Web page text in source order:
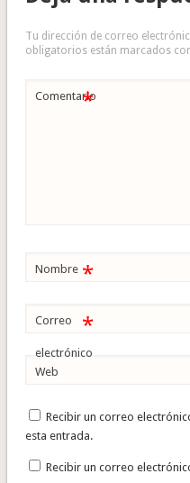
Tu dirección de correo
obligatorios están marcados
Comentario
*
Nombre *
Correo
electrónico
*
Web
Recibir un correo
esta entrada.
Recibir un correo